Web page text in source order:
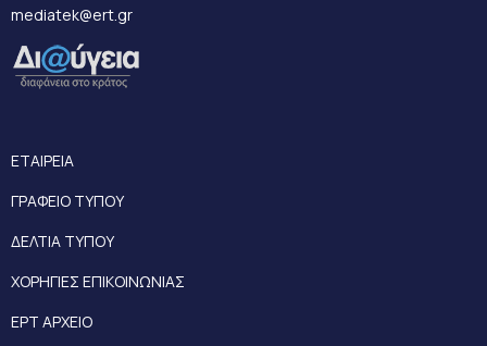
mediatek@ert.gr
ΕΤΑΙΡΕΙΑ
ΓΡΑΦΕΙΟ ΤΥΠΟΥ
ΔΕΛΤΙΑ ΤΥΠΟΥ
ΧΟΡΗΓΙΕΣ ΕΠΙΚΟΙΝΩΝΙΑΣ
ΕΡΤ ΑΡΧΕΙΟ